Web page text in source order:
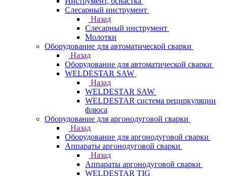
Слесарный инструмент
Назад
Слесарный инструмент
Молотки
Оборудование для автоматической сварки
Назад
Оборудование для автоматической сварки
WELDESTAR SAW
Назад
WELDESTAR SAW
WELDESTAR система рециркуляции
флюса
Оборудование для аргонодуговой сварки
Назад
Оборудование для аргонодуговой сварки
Аппараты аргонодуговой сварки
Назад
Аппараты аргонодуговой сварки
WELDESTAR TIG